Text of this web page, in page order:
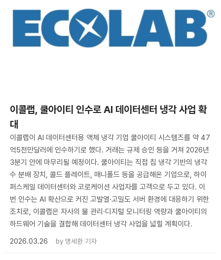
이콜랩, 쿨아이티 인수로 AI 데이터센터 냉각 사업 확
대
이콜랩이 AI 데이터센터용 액체 냉각 기업 쿨아이티 시스템즈를 약 47
억5천만달러에 인수하기로 했다. 거래는 규제 승인 등을 거쳐 2026년
3분기 안에 마무리될 예정이다. 쿨아이티는 직접 칩 냉각 기반의 냉각
수 분배 장치, 콜드 플레이트, 매니폴드 등을 공급해온 기업으로, 하이
퍼스케일 데이터센터와 코로케이션 사업자를 고객으로 두고 있다. 이
번 인수는 AI 확산으로 커진 고발열·고밀도 서버 환경에 대응하기 위한
조치로, 이콜랩은 자사의 물 관리·디지털 모니터링 역량과 쿨아이티의
하드웨어 기술을 결합해 데이터센터 냉각 사업을 넓힐 계획이다.
2026.03.26
by 명세환 기자